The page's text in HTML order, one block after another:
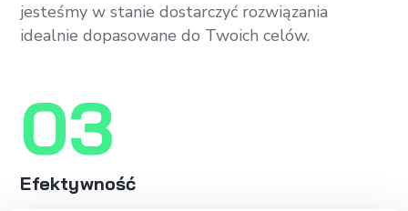
jesteśmy w stanie dostarczyć rozwiązania
idealnie dopasowane do Twoich celów.
03
Efektywność